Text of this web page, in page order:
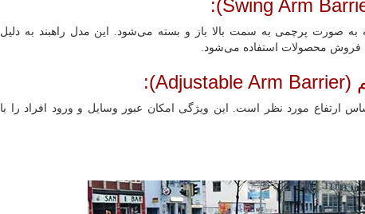
به صورت پرچمی به سمت بالا باز و بسته می‌شود. این مدل راهبند به دلیل
محصولات استفاده می‌شود.
ارتفاع مورد نظر است. این ویژگی امکان عبور وسایل و ورود افراد را با